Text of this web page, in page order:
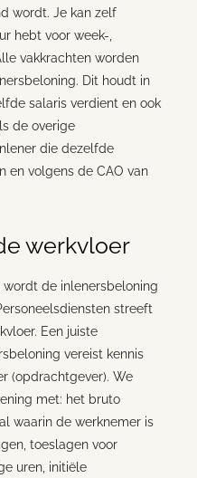
wordt. Je kan zelf
hebt voor week-,
vakkrachten worden
Dit houdt in
salaris verdient en ook
de overige
die dezelfde
en volgens de CAO van
werkvloer
de inlenersbeloning
streeft
Een juiste
vereist kennis
(opdrachtgever). We
met: het bruto
waarin de werknemer is
toeslagen voor
uren, initiële